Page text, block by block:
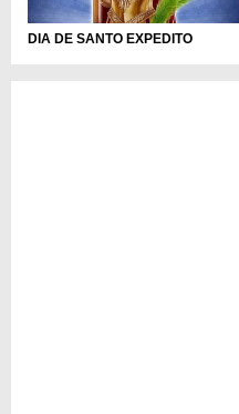
DIA DE SANTO EXPEDITO